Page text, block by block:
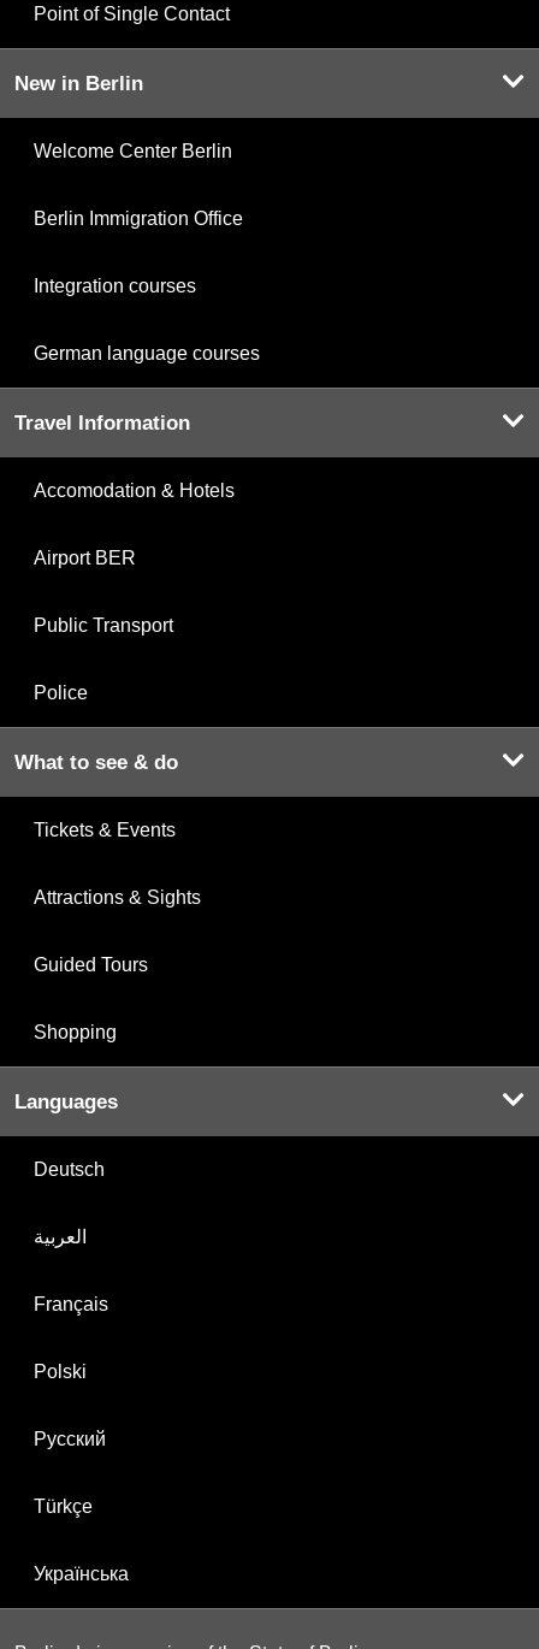
Point of Single Contact
New in Berlin
Welcome Center Berlin
Berlin Immigration Office
Integration courses
German language courses
Travel Information
Accomodation & Hotels
Airport BER
Public Transport
Police
What to see & do
Tickets & Events
Attractions & Sights
Guided Tours
Shopping
Languages
Deutsch
العربية
Français
Polski
Русский
Türkçe
Українська